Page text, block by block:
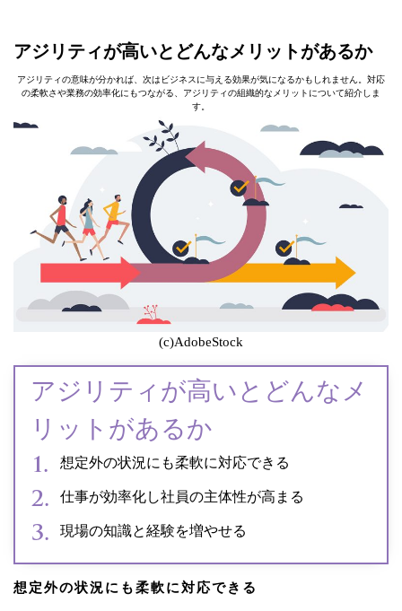
アジリティが高いとどんなメリットがあるか
アジリティの意味が分かれば、次はビジネスに与える効果が気になるかもしれません。対応
の柔軟さや業務の効率化にもつながる、アジリティの組織的なメリットについて紹介しま
す。
(c)AdobeStock
アジリティが高いとどんなメ
リットがあるか
想定外の状況にも柔軟に対応できる
仕事が効率化し社員の主体性が高まる
現場の知識と経験を増やせる
想定外の状況にも柔軟に対応できる